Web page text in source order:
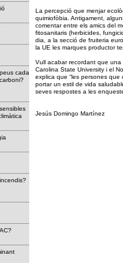
cada
La percepció que menjar
quimiofòbia. Antigament,
comentar entre els amics del
fitosanitaris (herbicides,
dia, a la secció de fruiteria
la UE les marques productor
Vull acabar recordant que
Carolina State University i el
explica que “les persones
portar un estil de vida
seves respostes a les
Jesús Domingo Martínez